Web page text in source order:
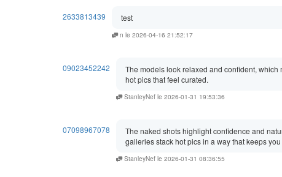
2633813439 test
n le 2026-04-16 21:52:17
09023452242
The models look relaxed and confident,
hot pics that feel curated.
StanleyNef le 2026-01-31 19:53:36
07098967078
The naked shots highlight confidence and
galleries stack hot pics in a way that keeps
StanleyNef le 2026-01-31 08:36:55